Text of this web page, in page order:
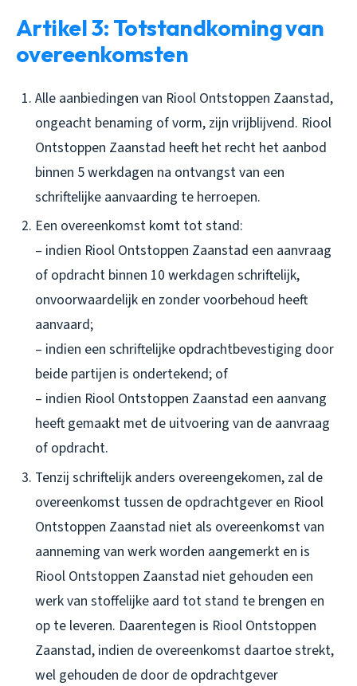
Artikel 3: Totstandkoming van
overeenkomsten
Alle aanbiedingen van Riool Ontstoppen Zaanstad,
ongeacht benaming of vorm, zijn vrijblijvend. Riool
Ontstoppen Zaanstad heeft het recht het aanbod
binnen 5 werkdagen na ontvangst van een
schriftelijke aanvaarding te herroepen.
Een overeenkomst komt tot stand:
– indien Riool Ontstoppen Zaanstad een aanvraag
of opdracht binnen 10 werkdagen schriftelijk,
onvoorwaardelijk en zonder voorbehoud heeft
aanvaard;
– indien een schriftelijke opdrachtbevestiging door
beide partijen is ondertekend; of
– indien Riool Ontstoppen Zaanstad een aanvang
heeft gemaakt met de uitvoering van de aanvraag
of opdracht.
Tenzij schriftelijk anders overeengekomen, zal de
overeenkomst tussen de opdrachtgever en Riool
Ontstoppen Zaanstad niet als overeenkomst van
aanneming van werk worden aangemerkt en is
Riool Ontstoppen Zaanstad niet gehouden een
werk van stoffelijke aard tot stand te brengen en
op te leveren. Daarentegen is Riool Ontstoppen
Zaanstad, indien de overeenkomst daartoe strekt,
wel gehouden de door de opdrachtgever